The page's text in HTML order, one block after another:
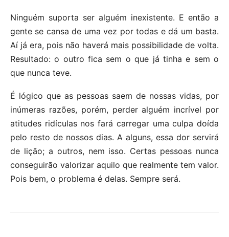
Ninguém suporta ser alguém inexistente. E então a
gente se cansa de uma vez por todas e dá um basta.
Aí já era, pois não haverá mais possibilidade de volta.
Resultado: o outro fica sem o que já tinha e sem o
que nunca teve.
É lógico que as pessoas saem de nossas vidas, por
inúmeras razões, porém, perder alguém incrível por
atitudes ridículas nos fará carregar uma culpa doída
pelo resto de nossos dias. A alguns, essa dor servirá
de lição; a outros, nem isso. Certas pessoas nunca
conseguirão valorizar aquilo que realmente tem valor.
Pois bem, o problema é delas. Sempre será.